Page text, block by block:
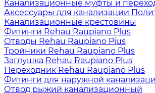
Канализационные муфты и
Аксессуары для канализации
Канализационные крестовины
Фитинги Rehau Raupiano Plus
Отводы Rehau Raupiano Pius
Тройники Rehau Raupiano Plus
Заглушка Rehau Raupiano Plus
Переходник Rehau Raupiano Plus
Фитинги для наружной
Отвод рыжий канализационный